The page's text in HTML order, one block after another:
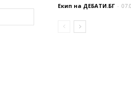
Екип на ДЕБАТИ.БГ -